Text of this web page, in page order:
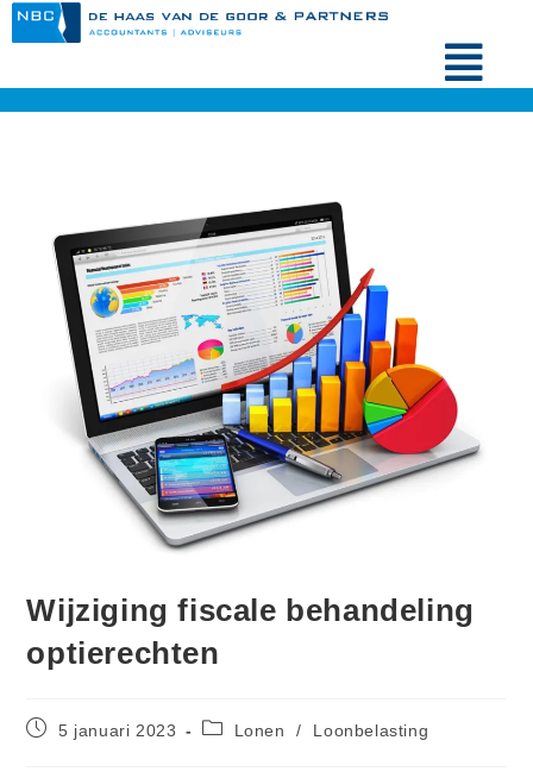
Wijziging fiscale behandeling
optierechten
5 januari 2023 Lonen / Loonbelasting